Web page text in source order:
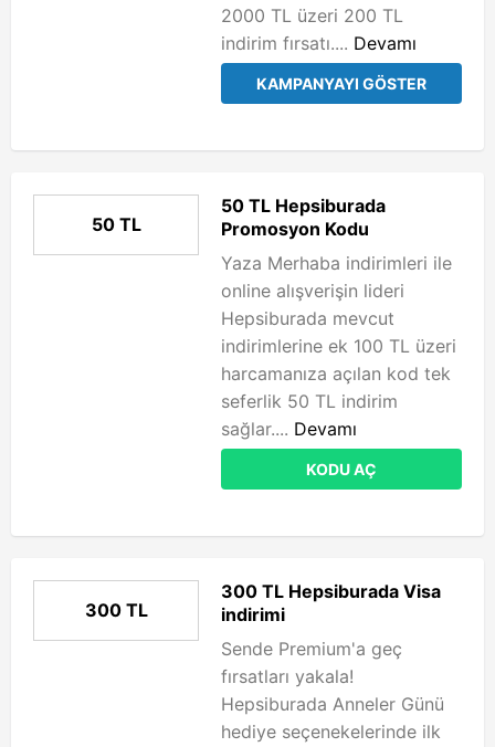
2000 TL üzeri 200 TL
indirim fırsatı.... Devamı
KAMPANYAYI GÖSTER
50 TL
50 TL Hepsiburada
Promosyon Kodu
Yaza Merhaba indirimleri ile
online alışverişin lideri
Hepsiburada mevcut
indirimlerine ek 100 TL üzeri
harcamanıza açılan kod tek
seferlik 50 TL indirim
sağlar.... Devamı
KODU AÇ
300 TL
300 TL Hepsiburada Visa
indirimi
Sende Premium'a geç
fırsatları yakala!
Hepsiburada Anneler Günü
hediye seçenekelerinde ilk